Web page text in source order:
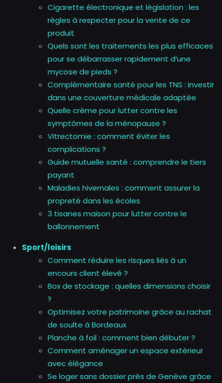
Cigarette électronique et législation : les
règles à respecter pour la vente de ce
produit
Quels sont les traitements les plus efficaces
pour se débarrasser rapidement d’une
mycose de pieds ?
Complémentaire santé pour les TNS : investir
dans une couverture médicale adaptée
Quelle crème pour lutter contre les
symptômes de la ménopause ?
Vitrectomie : comment éviter les
complications ?
Guide mutuelle santé : comprendre le tiers
payant
Maladies hivernales : comment assurer la
propreté dans les écoles
3 tisanes maison pour lutter contre le
ballonnement
Sport/loisirs
Comment réduire les risques liés à un
encours client élevé ?
Box de stockage : quelles dimensions choisir
?
Optimisez votre patrimoine grâce au rachat
de soulte à Bordeaux
Planche à foil : comment bien débuter ?
Comment aménager un espace extérieur
avec élégance
Se loger sans dossier près de Genève grâce